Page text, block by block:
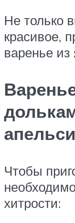
Не только
красивое,
варенье из
Чтобы
хитрости: